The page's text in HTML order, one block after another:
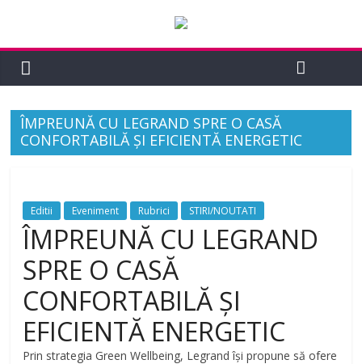
ÎMPREUNĂ CU LEGRAND SPRE O CASĂ
CONFORTABILĂ ȘI EFICIENTĂ ENERGETIC
Editii Eveniment Rubrici STIRI/NOUTATI
ÎMPREUNĂ CU LEGRAND
SPRE O CASĂ
CONFORTABILĂ ȘI
EFICIENTĂ ENERGETIC
Prin strategia Green Wellbeing, Legrand își propune să ofere